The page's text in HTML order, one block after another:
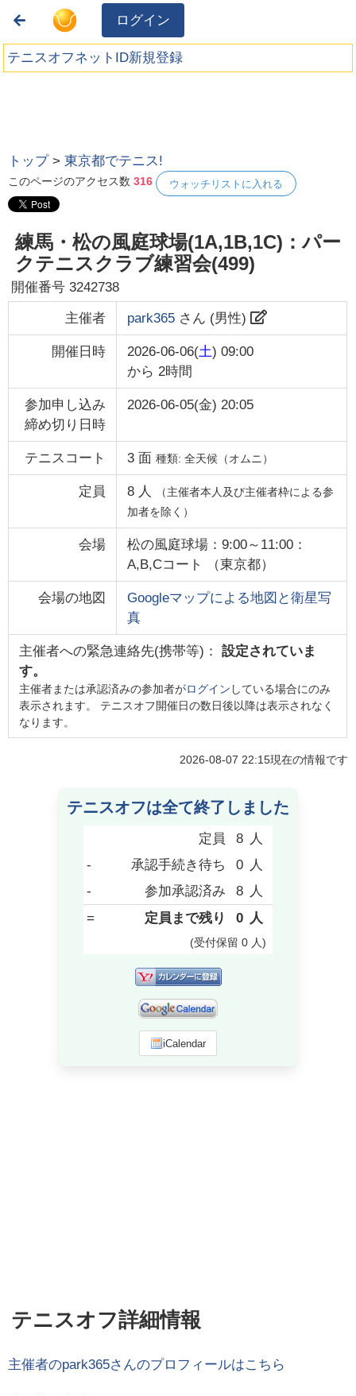
ログイン
テニスオフネットID新規登録
トップ >東京都でテニス!
このページのアクセス数316 ウォッチリストに入れる
練馬・松の風庭球場(1A,1B,1C)：パー
クテニスクラブ練習会(499)
開催番号3242738
主催者 park365さん (男性)
開催日時 2026-06-06(土) 09:00
から 2時間
参加申し込み
締め切り日時
2026-06-05(金) 20:05
テニスコート 3面 種類: 全天候（オムニ）
定員 8 人
（主催者本人及び主催者枠による参
加者を除く）
会場
松の風庭球場：9:00～11:00：
A,B,Cコート
（東京都）
会場の地図
Googleマップによる地図と衛星写
真
主催者への緊急連絡先(携帯等)： 設定されていま
す。
主催者または承認済みの参加者がログイン している場合にのみ
表示されます。 テニスオフ開催日の数日後以降は表示されなく
なります。
2026-08-07 22:15現在の情報です
テニスオフは全て終了しました
定員 8 人
-
承認手続き待ち 0 人
-
参加承認済み 8 人
=
定員まで残り 0 人
(受付保留 0 人)
iCalendar
テニスオフ詳細情報
主催者のpark365さんのプロフィールはこちら